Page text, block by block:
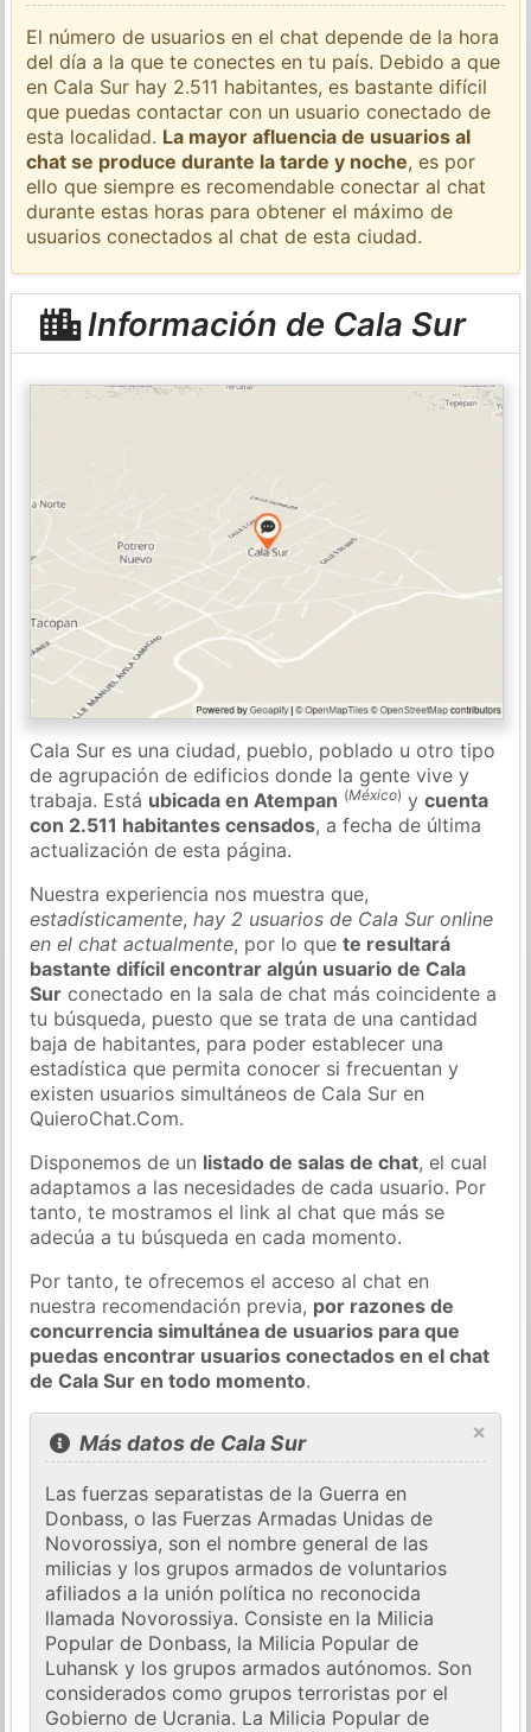
El número de usuarios en el chat depende de la hora
del día a la que te conectes en tu país. Debido a que
en Cala Sur hay 2.511 habitantes, es bastante difícil
que puedas contactar con un usuario conectado de
esta localidad. La mayor afluencia de usuarios al
chat se produce durante la tarde y noche, es por
ello que siempre es recomendable conectar al chat
durante estas horas para obtener el máximo de
usuarios conectados al chat de esta ciudad.
Información de Cala Sur
Cala Sur es una ciudad, pueblo, poblado u otro tipo
de agrupación de edificios donde la gente vive y
trabaja. Está ubicada en Atempan (México) ycuenta
con 2.511 habitantes censados, a fecha de última
actualización de esta página.
Nuestra experiencia nos muestra que,
estadísticamente,hay 2 usuarios de Cala Sur online
en el chat actualmente, por lo quete resultará
bastante difícil encontrar algún usuario de Cala
Sur conectado en la sala de chat más coincidente a
tu búsqueda, puesto que se trata de una cantidad
baja de habitantes, para poder establecer una
estadística que permita conocer si frecuentan y
existen usuarios simultáneos de Cala Sur en
QuieroChat.Com.
Disponemos de un listado de salas de chat, el cual
adaptamos a las necesidades de cada usuario. Por
tanto, te mostramos el link al chat que más se
adecúa a tu búsqueda en cada momento.
Por tanto, te ofrecemos el acceso al chat en
nuestra recomendación previa, por razones de
concurrencia simultánea de usuarios para que
puedas encontrar usuarios conectados en el chat
de Cala Sur en todo momento.
×
Más datos de Cala Sur
Las fuerzas separatistas de la Guerra en
Donbass, o las Fuerzas Armadas Unidas de
Novorossiya, son el nombre general de las
milicias y los grupos armados de voluntarios
afiliados a la unión política no reconocida
llamada Novorossiya. Consiste en la Milicia
Popular de Donbass, la Milicia Popular de
Luhansk y los grupos armados autónomos. Son
considerados como grupos terroristas por el
Gobierno de Ucrania. La Milicia Popular de